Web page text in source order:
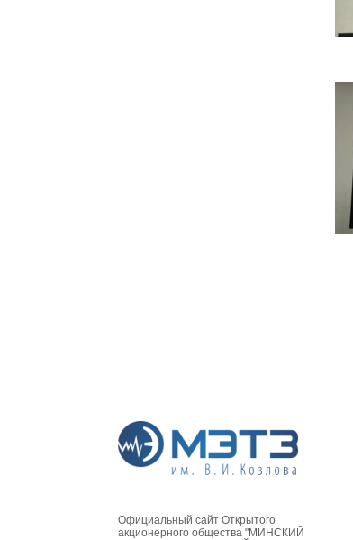
Официальный сайт Открытого
акционерного общества "МИНСКИЙ